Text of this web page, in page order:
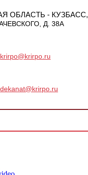
ОБЛАСТЬ - КУЗБАСС,
Д. 38А
krirpo@krirpo.ru
dekanat@krirpo.ru